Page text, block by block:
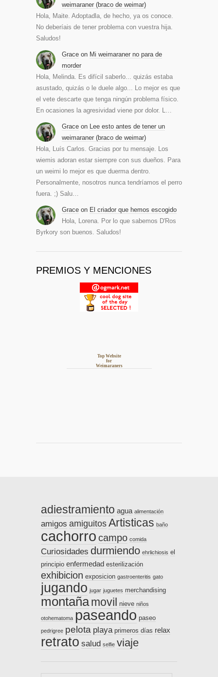
weimaraner (braco de weimar)
Hola, Maite. Adoptadla, de hecho, ya os conoce.
No deberíais de tener problema con vuestra hija.
Saludos!
Grace on Mi weimaraner no para de
morder
Hola, Melinda. Es difícil saberlo... quizás estaba
asustado, quizás o le duele algo... Lo mejor es que
el vete descarte que tenga ningún problema físico.
En ocasiones la agresividad viene por dolor. L…
Grace on
Lee esto antes de tener un
weimaraner (braco de weimar)
Hola, Luís Carlos. Gracias por tu mensaje. Los
wiemis adoran estar siempre con sus dueños. Para
un weimi lo mejor es que duerma dentro.
Personalmente, nosotros nunca tendríamos el perro
fuera. ;) Salu…
Grace on El criador que hemos escogido
Hola, Lorena. Por lo que sabemos D'Ros
Byrkory son buenos. Saludos!
PREMIOS Y MENCIONES
Top Website
for
Weimaraners
adiestramiento agua alimentación
amigos amiguitos Artisticas baño
cachorro campo comida
Curiosidades durmiendo ehrlichiosis el
principio enfermedad esterilización
exhibicion exposicion gastroenteritis gato
jugando jugar juguetes merchandising
montañamovil nieve niños
otohematoma paseando paseo
pedrigree pelota playa primeros días relax
retrato salud selfie viaje